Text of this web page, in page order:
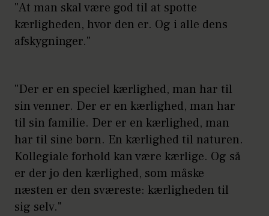
"At man skal være god til at spotte
kærligheden, hvor den er. Og i alle dens
afskygninger."
"Der er en speciel kærlighed, man har til
sin venner. Der er en kærlighed, man har
til sin familie. Der er en kærlighed, man
har til sine børn. En kærlighed til naturen.
Kollegiale forhold kan være kærlige. Og så
er der jo den kærlighed, som måske
næsten er den sværeste: kærligheden til
sig selv."